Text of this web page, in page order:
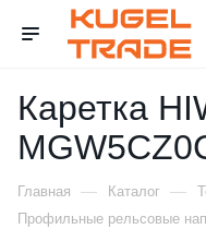
Каретка
Главная — Каталог —
Профильные рельсовые